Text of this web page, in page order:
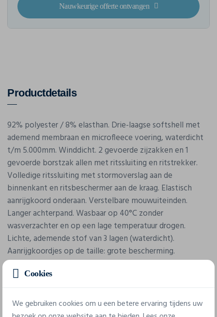
Nauwkeurige offerte ontvangen
Productdetails
92% polyester / 8% elasthan. Drie-laagse softshell met
ademend membraan en microfleece voering, waterdicht
t/m 5.000mm. Winddicht. 2 gevoerde zijzakken en 1
gevoerde borstzak allen met ritssluiting en ritstrekker.
Volledige ritssluiting met stormoverslag aan de
binnenkant en ritsbeschermer aan de kraag. Elastisch
aanrijgkoord onderaan. Verstelbare mouwuiteinden.
Langer achterpand. Wasbaar op 40°C zonder
wasverzachter en op een lage temperatuur drogen.
Lichte, ademende stof van 3 lagen (waterdicht).
Aanrijgkoordjes op de taille: grote bescherming.
Verschillende functionele zakken.
Cookies
We gebruiken cookies om u een betere ervaring tijdens uw